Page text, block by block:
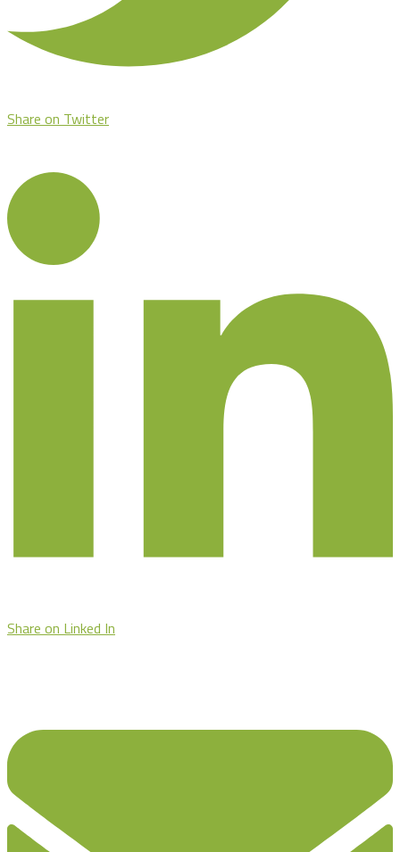
Share on Twitter
Share on Linked In